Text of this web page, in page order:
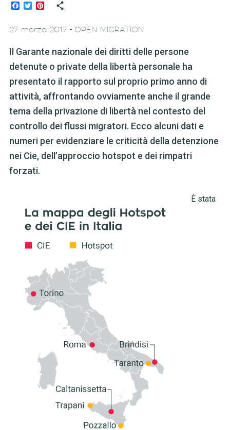
Facebook
TwitterPinterest
27 marzo 2017 - OPEN MIGRATION
Il Garante nazionale dei diritti delle persone
detenute o private della libertà personale ha
presentato il rapporto sul proprio primo anno di
attività, affrontando ovviamente anche il grande
tema della privazione di libertà nel contesto del
controllo dei flussi migratori. Ecco alcuni dati e
numeri per evidenziare le criticità della detenzione
nei Cie, dell’approccio hotspot e dei rimpatri
forzati.
È stata